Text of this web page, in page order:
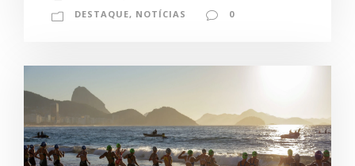
DESTAQUE, NOTÍCIAS 0